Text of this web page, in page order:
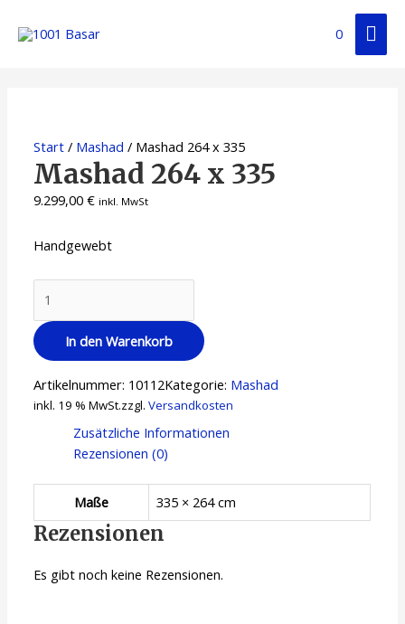
Inhalt
0
Start / Mashad / Mashad 264 x 335
Mashad 264 x 335
9.299,00€ inkl. MwSt
Handgewebt
264
x
335
In den Warenkorb
Artikelnummer: 10112Kategorie: Mashad
inkl. 19 % MwSt.zzgl.Versandkosten
Zusätzliche Informationen
Rezensionen (0)
Maße 335 × 264 cm
Rezensionen
Es gibt noch keine Rezensionen.